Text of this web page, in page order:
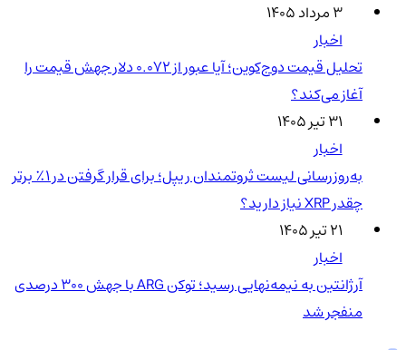
۳ مرداد ۱۴۰۵
اخبار
تحلیل قیمت دوج‌کوین؛ آیا عبور از ۰.۰۷۲ دلار جهش قیمت را
آغاز می‌کند؟
۳۱ تیر ۱۴۰۵
اخبار
به‌روزرسانی لیست ثروتمندان ریپل؛ برای قرار گرفتن در ۱٪ برتر
چقدر XRP نیاز دارید؟
۲۱ تیر ۱۴۰۵
اخبار
آرژانتین به نیمه‌نهایی رسید؛ توکن ARG با جهش ۳۰۰ درصدی
منفجر شد